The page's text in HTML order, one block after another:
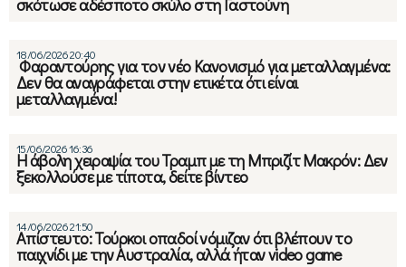
σκότωσε αδέσποτο σκύλο στη Γαστούνη
18/06/2026 20:40
Φαραντούρης για τον νέο Κανονισμό για μεταλλαγμένα:
Δεν θα αναγράφεται στην ετικέτα ότι είναι
μεταλλαγμένα!
15/06/2026 16:36
Η άβολη χειραψία του Τραμπ με τη Μπριζίτ Μακρόν: Δεν
ξεκολλούσε με τίποτα, δείτε βίντεο
14/06/2026 21:50
Απίστευτο: Τούρκοι οπαδοί νόμιζαν ότι βλέπουν το
παιχνίδι με την Αυστραλία, αλλά ήταν video game